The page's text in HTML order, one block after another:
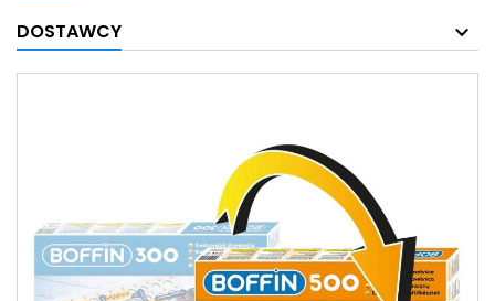
DOSTAWCY